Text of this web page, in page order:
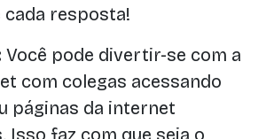
resposta!
Você pode divertir-se com a
com colegas acessando
páginas da internet